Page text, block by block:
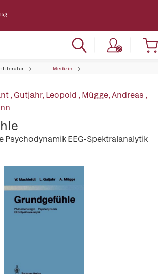
Literatur Medizin
,Gutjahr, Leopold ,Mügge, Andreas ,
Psychodynamik EEG-Spektralanalytik